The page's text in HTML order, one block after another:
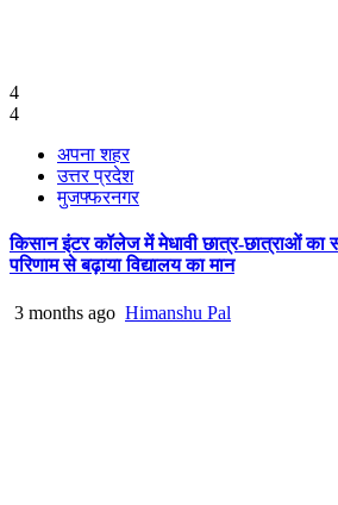
4
4
अपना शहर
उत्तर प्रदेश
मुजफ्फरनगर
किसान इंटर कॉलेज में मेधावी छात्र-छात्राओं का
परिणाम से बढ़ाया विद्यालय का मान
3 months ago Himanshu Pal